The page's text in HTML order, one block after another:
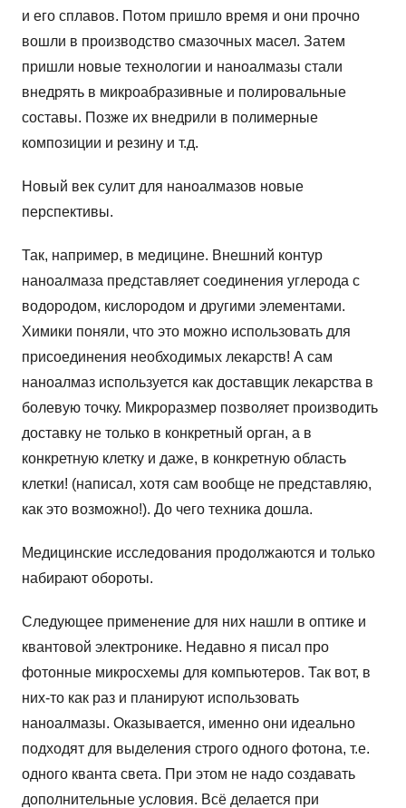
и его сплавов. Потом пришло время и они прочно
вошли в производство смазочных масел. Затем
пришли новые технологии и наноалмазы стали
внедрять в микроабразивные и полировальные
составы. Позже их внедрили в полимерные
композиции и резину и т.д.
Новый век сулит для наноалмазов новые
перспективы.
Так, например, в медицине. Внешний контур
наноалмаза представляет соединения углерода с
водородом, кислородом и другими элементами.
Химики поняли, что это можно использовать для
присоединения необходимых лекарств! А сам
наноалмаз используется как доставщик лекарства в
болевую точку. Микроразмер позволяет производить
доставку не только в конкретный орган, а в
конкретную клетку и даже, в конкретную область
клетки! (написал, хотя сам вообще не представляю,
как это возможно!). До чего техника дошла.
Медицинские исследования продолжаются и только
набирают обороты.
Следующее применение для них нашли в оптике и
квантовой электронике. Недавно я писал про
фотонные микросхемы для компьютеров. Так вот, в
них-то как раз и планируют использовать
наноалмазы. Оказывается, именно они идеально
подходят для выделения строго одного фотона, т.е.
одного кванта света. При этом не надо создавать
дополнительные условия. Всё делается при